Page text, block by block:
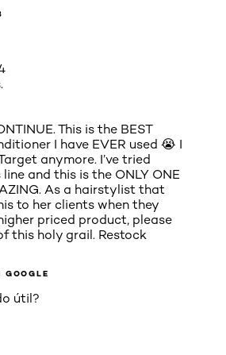
This is the BEST
I have EVER used 😭 I
anymore. I’ve tried
and this is the ONLY ONE
As a hairstylist that
to her clients when they
priced product, please
this holy grail. Restock
GOOGLE
útil?